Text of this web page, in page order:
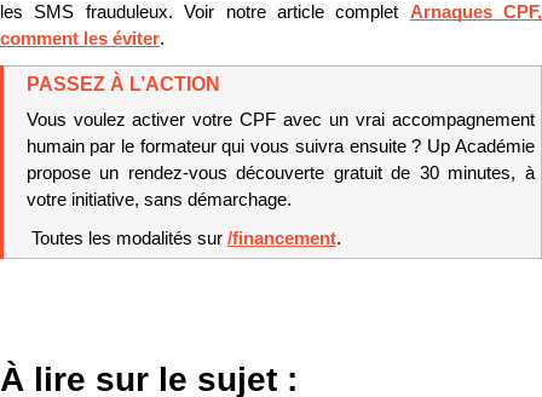
les SMS frauduleux. Voir notre article complet Arnaques CPF,
comment les éviter.
PASSEZ À L’ACTION
Vous voulez activer votre CPF avec un vrai accompagnement
humain par le formateur qui vous suivra ensuite ? Up Académie
propose un rendez-vous découverte gratuit de 30 minutes, à
votre initiative, sans démarchage.
Toutes les modalités sur /financement.
À lire sur le sujet :